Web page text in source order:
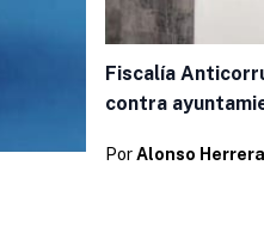
Fiscalía
contra
PorAlonso Herrera